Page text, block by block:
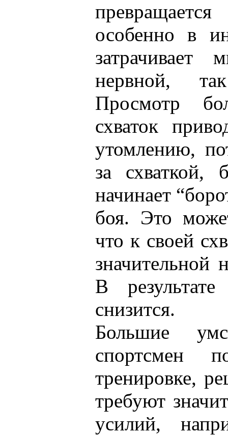
особенно в
затрачивает
нервной,
Просмотр
схваток
утомлению,
за схваткой,
начинает
боя. Это
что к своей
значительной
В
снизится.
Большие
спортсмен
тренировке,
требуют
усилий,